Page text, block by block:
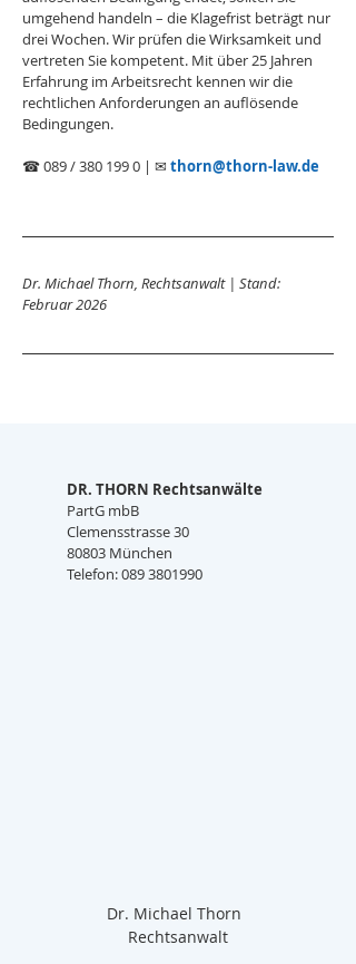
umgehend handeln – die Klagefrist beträgt nur
drei Wochen. Wir prüfen die Wirksamkeit und
vertreten Sie kompetent. Mit über 25 Jahren
Erfahrung im Arbeitsrecht kennen wir die
rechtlichen Anforderungen an auflösende
Bedingungen.
☎ 089 / 380 199 0 | ✉ thorn@thorn-law.de
Dr. Michael Thorn, Rechtsanwalt | Stand:
Februar 2026
DR. THORN Rechtsanwälte
PartG mbB
Clemensstrasse 30
80803 München
Telefon: 089 3801990
Dr. Michael Thorn
Rechtsanwalt